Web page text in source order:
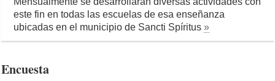
este fin en todas las escuelas de esa enseñanza
ubicadas en el municipio de Sancti Spíritus»
Encuesta